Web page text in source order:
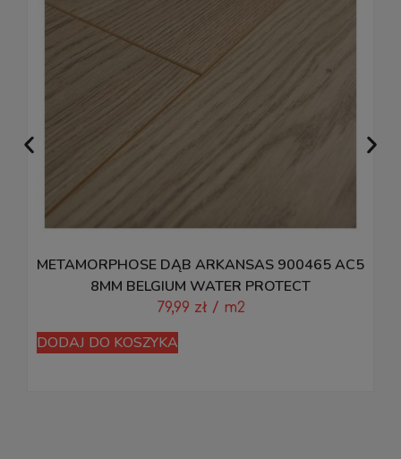
METAMORPHOSE DĄB ARKANSAS 900465 AC5
8MM BELGIUM WATER PROTECT
79,99 zł / m2
DODAJ DO KOSZYKA